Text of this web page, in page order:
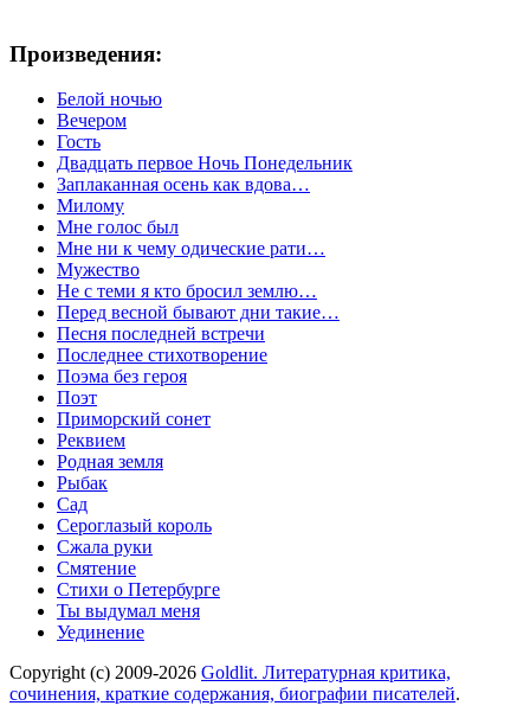
Произведения:
Белой ночью
Вечером
Гость
Двадцать первое Ночь Понедельник
Заплаканная осень как вдова…
Милому
Мне голос был
Мне ни к чему одические рати…
Мужество
Не с теми я кто бросил землю…
Перед весной бывают дни такие…
Песня последней встречи
Последнее стихотворение
Поэма без героя
Поэт
Приморский сонет
Реквием
Родная земля
Рыбак
Сад
Сероглазый король
Сжала руки
Смятение
Стихи о Петербурге
Ты выдумал меня
Уединение
Copyright (c) 2009-2026 Goldlit. Литературная критика,
сочинения, краткие содержания, биографии писателей.